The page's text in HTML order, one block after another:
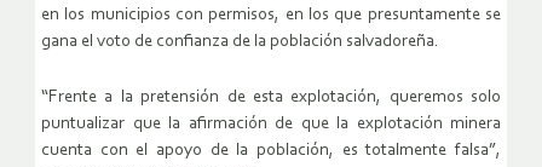
en los municipios con permisos, en los que presuntamente se
gana el voto de confianza de la población salvadoreña.
“Frente a la pretensión de esta explotación, queremos solo
puntualizar que la afirmación de que la explotación minera
cuenta con el apoyo de la población, es totalmente falsa”,